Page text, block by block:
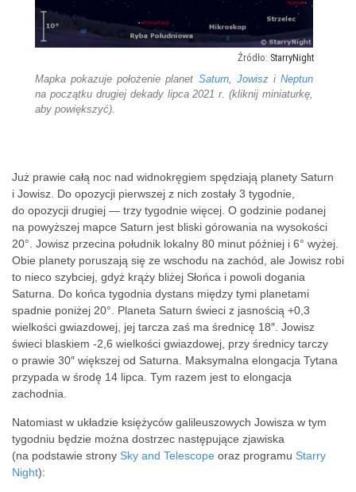
StarryNight
Mapka pokazuje położenie planet Saturn, JowisziNeptun
na początku drugiej dekady lipca 2021 r. (kliknij miniaturkę,
aby powiększyć).
Już prawie całą noc nad widnokręgiem spędziają planety Saturn
i Jowisz. Do opozycji pierwszej z nich zostały 3 tygodnie,
do opozycji drugiej — trzy tygodnie więcej. O godzinie podanej
na powyższej mapce Saturn jest bliski górowania na wysokości
20°. Jowisz przecina południk lokalny 80 minut później i 6° wyżej.
Obie planety poruszają się ze wschodu na zachód, ale Jowisz robi
to nieco szybciej, gdyż krąży bliżej Słońca i powoli dogania
Saturna. Do końca tygodnia dystans między tymi planetami
spadnie poniżej 20°. Planeta Saturn świeci z jasnością +0,3
wielkości gwiazdowej, jej tarcza zaś ma średnicę 18″. Jowisz
świeci blaskiem -2,6 wielkości gwiazdowej, przy średnicy tarczy
o prawie 30″ większej od Saturna. Maksymalna elongacja Tytana
przypada w środę 14 lipca. Tym razem jest to elongacja
zachodnia.
Natomiast w układzie księżyców galileuszowych Jowisza w tym
tygodniu będzie można dostrzec następujące zjawiska
(na podstawie strony Sky and Telescope oraz programu Starry
Night):